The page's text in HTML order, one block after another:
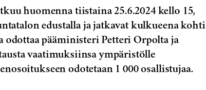
huomenna tiistaina 25.6.2024 kello 15,
edustalla ja jatkavat kulkueena kohti
pääministeri Petteri Orpolta ja
vaatimuksiinsa ympäristölle
odotetaan 1 000 osallistujaa.